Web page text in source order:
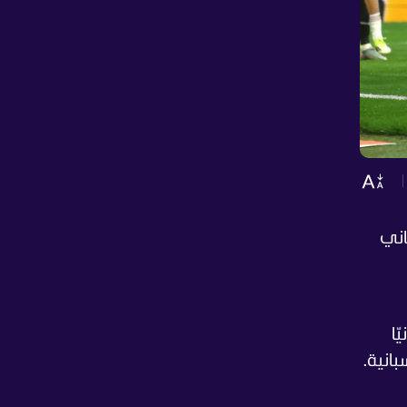
كورنيّا